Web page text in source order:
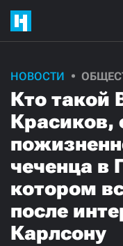
НОВОСТИ
Кто такой
чеченца в
котором
после
Карлсону
Ежемесячно
3000
500